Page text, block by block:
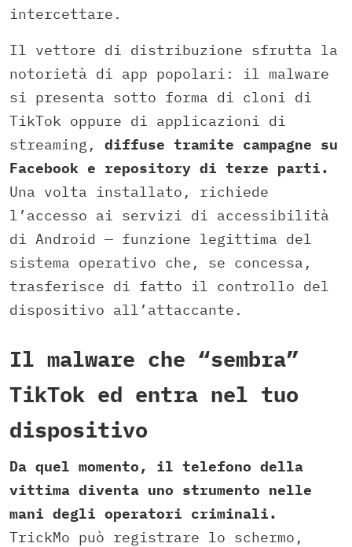
intercettare.
Il vettore di distribuzione sfrutta la
notorietà di app popolari: il malware
si presenta sotto forma di cloni di
TikTok oppure di applicazioni di
streaming, diffuse tramite campagne su
Facebook e repository di terze parti.
Una volta installato, richiede
l’accesso ai servizi di accessibilità
di Android — funzione legittima del
sistema operativo che, se concessa,
trasferisce di fatto il controllo del
dispositivo all’attaccante.
Il malware che “sembra”
TikTok ed entra nel tuo
dispositivo
Da quel momento, il telefono della
vittima diventa uno strumento nelle
mani degli operatori criminali.
TrickMo può registrare lo schermo,